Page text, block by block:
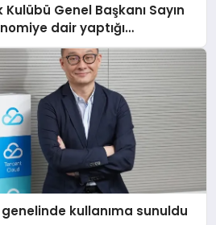
Genel Başkanı Sayın
dair yaptığı
kaydetti:
kullanıma sunuldu